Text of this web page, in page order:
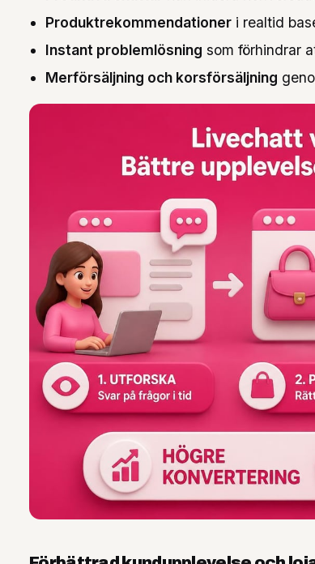
Produktrekommendationer i realtid
Instant problemlösning som förhindrar
Merförsäljning och korsförsäljning